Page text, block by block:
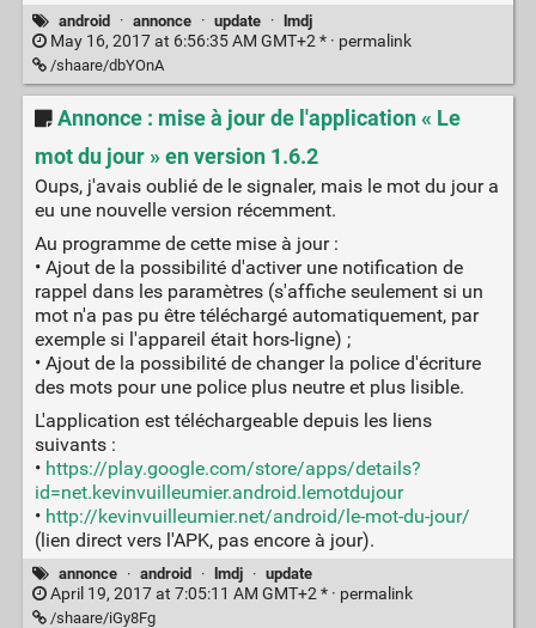
android · annonce · update · lmdj
May 16, 2017 at 6:56:35 AM GMT+2 * · permalink
/shaare/dbYOnA
Annonce : mise à jour de l'application « Le
mot du jour » en version 1.6.2
Oups, j'avais oublié de le signaler, mais le mot du jour a
eu une nouvelle version récemment.
Au programme de cette mise à jour :
• Ajout de la possibilité d'activer une notification de
rappel dans les paramètres (s'affiche seulement si un
mot n'a pas pu être téléchargé automatiquement, par
exemple si l'appareil était hors-ligne) ;
• Ajout de la possibilité de changer la police d'écriture
des mots pour une police plus neutre et plus lisible.
L'application est téléchargeable depuis les liens
suivants :
• https://play.google.com/store/apps/details?
id=net.kevinvuilleumier.android.lemotdujour
• http://kevinvuilleumier.net/android/le-mot-du-jour/
(lien direct vers l'APK, pas encore à jour).
annonce · android · lmdj · update
April 19, 2017 at 7:05:11 AM GMT+2 * · permalink
/shaare/iGy8Fg